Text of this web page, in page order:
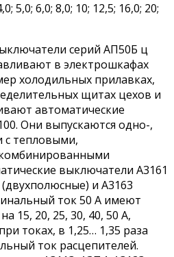
5,0; 6,0; 8,0; 10; 12,5; 16,0; 20;
серий АП50Б ц
в электрошкафах
холодильных прилавках,
щитах цехов и
автоматические
Они выпускаются одно-,
с тепловыми,
выключатели A3161
и A3163
ток 50 А имеют
15, 20, 25, 30, 40, 50 А,
токах, в 1,25… 1,35 раза
ток расцепителей.